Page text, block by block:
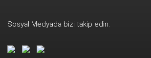
Sosyal Medyada bizi takip edin.